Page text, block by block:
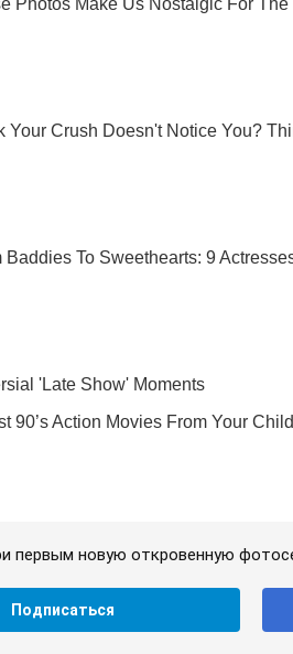
первым новую откровенную
Подписаться